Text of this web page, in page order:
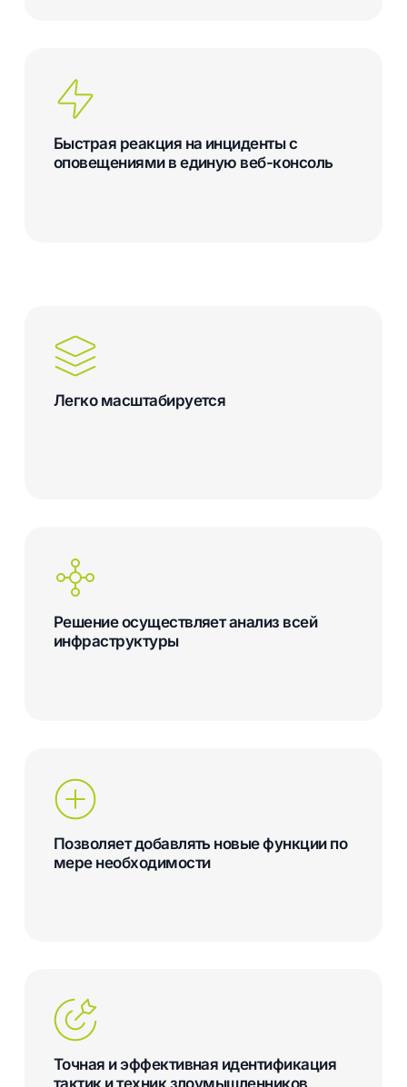
Быстрая реакция на инциденты с
оповещениями в единую веб-консоль
Легко масштабируется
Решение осуществляет анализ всей
инфраструктуры
Позволяет добавлять новые функции по
мере необходимости
Точная и эффективная идентификация